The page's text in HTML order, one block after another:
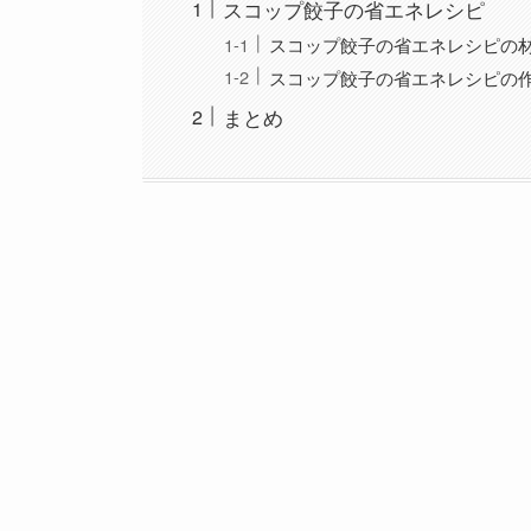
スコップ餃子の省エネレシピ
スコップ餃子の省エネレシピの
スコップ餃子の省エネレシピの
まとめ